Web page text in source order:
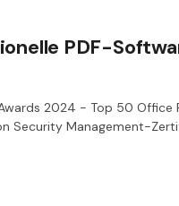
PDF-
2024 - Top 50 Office
Security Management-